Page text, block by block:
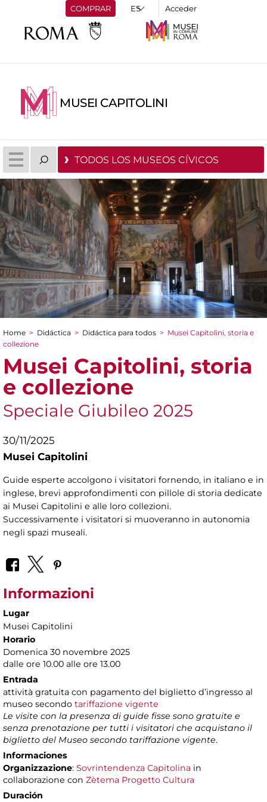
COMPRAR Acceder
MUSEI CAPITOLINI
TODOS LOS MUSEOS CÍVICOS
You are here
Home > Didáctica > Didáctica para todos > Musei Capitolini, storia e
collezione
Musei Capitolini, storia
e collezione
Speciale Giubileo 2025
30/11/2025
Musei Capitolini
Guide esperte accolgono i visitatori fornendo, in italiano e in
inglese, brevi approfondimenti con pillole di storia dedicate
ai Musei Capitolini e alle loro collezioni.
Successivamente i visitatori si muoveranno in autonomia
negli spazi museali.
Informazioni
Lugar
Musei Capitolini
Horario
Domenica 30 novembre 2025
dalle ore 10.00 alle ore 13.00
Entrada
attività gratuita con pagamento del biglietto d’ingresso al
museo secondo tariffazione vigente
Le visite con la presenza di guide fisse sono gratuite e
senza prenotazione per tutti i visitatori che acquistano il
biglietto del Museo secondo tariffazione vigente.
Informaciones
Organizzazione: Sovrintendenza Capitolina in
collaborazione con Zètema Progetto Cultura
Duración